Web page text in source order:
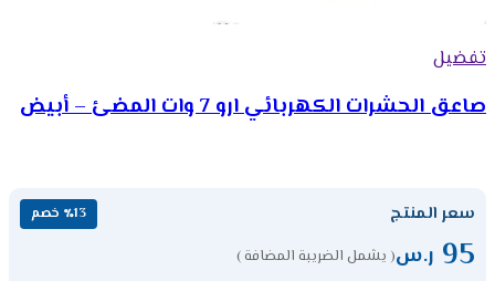
تفضيل
صاعق الحشرات الكهربائي ارو 7 وات المضئ – أبيض
سعر المنتج ٪13 خصم
95 ر.س( يشمل الضريبة المضافة )